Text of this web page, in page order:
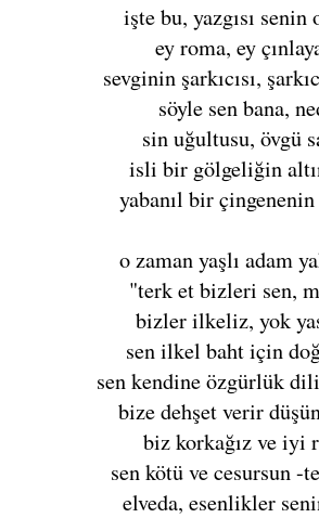
işte bu, yazgısı senin
ey roma, ey
sevginin şarkıcısı,
söyle sen bana,
sin uğultusu, övgü
isli bir gölgeliğin
yabanıl bir çingenenin
o zaman yaşlı adam
"terk et bizleri sen,
bizler ilkeliz, yok
sen ilkel baht için
sen kendine özgürlük
bize dehşet verir
biz korkağız ve iyi
sen kötü ve cesursun -
elveda, esenlikler